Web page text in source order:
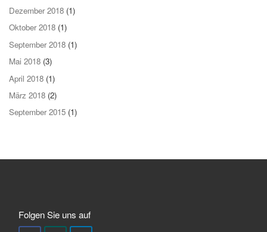
Dezember 2018 (1)
Oktober 2018 (1)
September 2018 (1)
Mai 2018 (3)
April 2018 (1)
März 2018 (2)
September 2015 (1)
Folgen Sie uns auf